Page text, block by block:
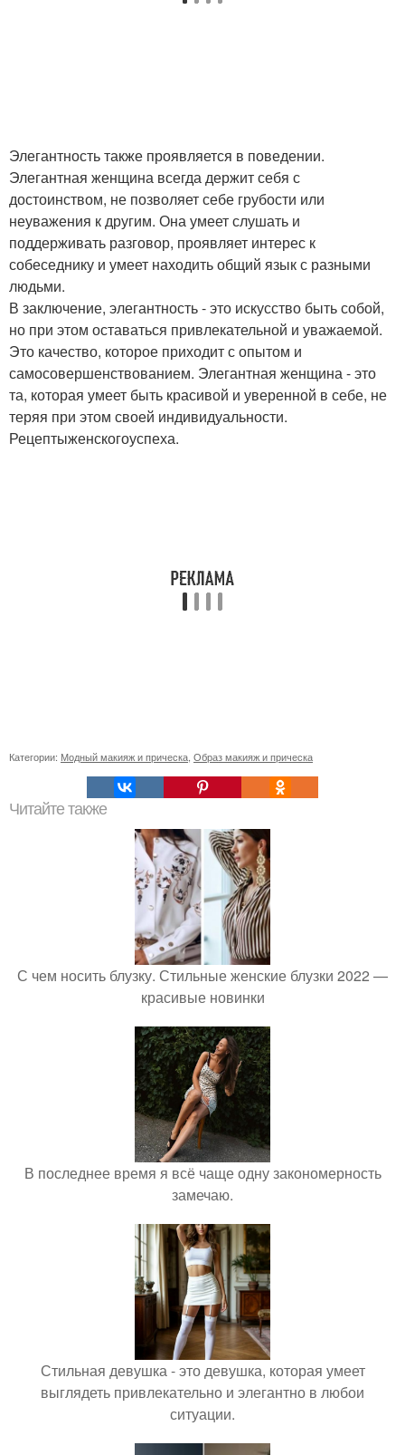
Элегантность также проявляется в поведении.
Элегантная женщина всегда держит себя с
достоинством, не позволяет себе грубости или
неуважения к другим. Она умеет слушать и
поддерживать разговор, проявляет интерес к
собеседнику и умеет находить общий язык с разными
людьми.
В заключение, элегантность - это искусство быть собой,
но при этом оставаться привлекательной и уважаемой.
Это качество, которое приходит с опытом и
самосовершенствованием. Элегантная женщина - это
та, которая умеет быть красивой и уверенной в себе, не
теряя при этом своей индивидуальности.
Рецептыженскогоуспеха.
Категории: Модный макияж и прическа, Образ макияж и прическа
Читайте также
С чем носить блузку. Стильные женские блузки 2022 —
красивые новинки
В последнее время я всё чаще одну закономерность
замечаю.
Стильная девушка - это девушка, которая умеет
выглядеть привлекательно и элегантно в любои
ситуации.